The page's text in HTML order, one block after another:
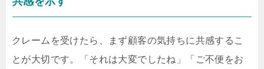
クレームを受けたら、まず顧客の気持ちに共感するこ
とが大切です。「それは大変でしたね」「ご不便をお